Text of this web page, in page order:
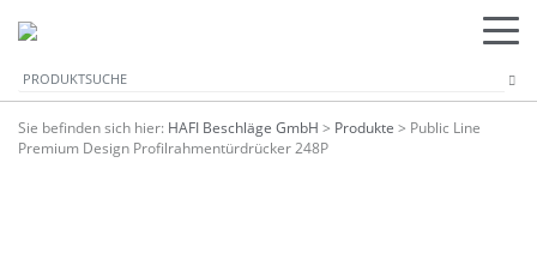
Sie befinden sich hier: HAFI Beschläge GmbH > Produkte > Public Line
Premium Design Profilrahmentürdrücker 248P